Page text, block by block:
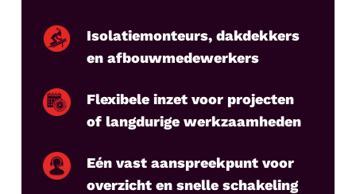
Isolatiemonteurs, dakdekkers
en afbouwmedewerkers
Flexibele inzet voor projecten
of langdurige werkzaamheden
Eén vast aanspreekpunt voor
overzicht en snelle schakeling